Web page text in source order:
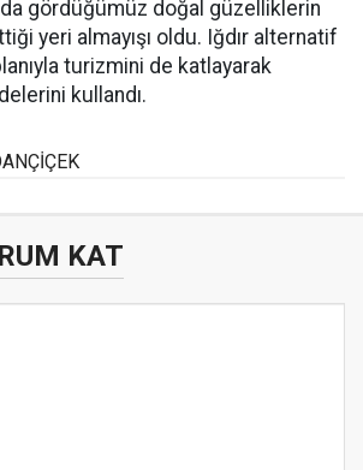
gördüğümüz doğal güzelliklerin
yeri almayışı oldu. Iğdır alternatif
turizmini de katlayarak
kullandı.
KAT